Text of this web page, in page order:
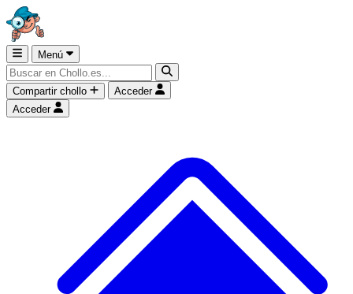
Menú
Compartir chollo
Acceder
Acceder